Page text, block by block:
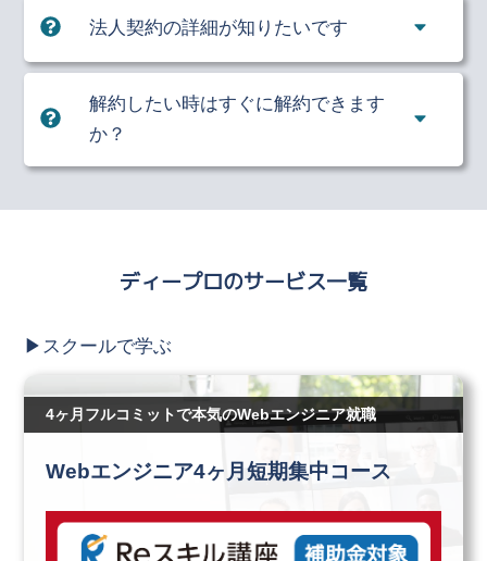
法人契約の詳細が知りたいです
解約したい時はすぐに解約できます
か？
ディープロのサービス一覧
▶︎スクールで学ぶ
4ヶ月フルコミットで本気のWebエンジニア就職
Webエンジニア4ヶ月短期集中コース